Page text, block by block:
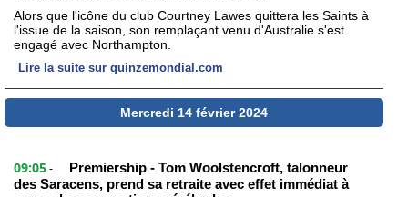
Alors que l'icône du club Courtney Lawes quittera les Saints à
l'issue de la saison, son remplaçant venu d'Australie s'est
engagé avec Northampton.
Lire la suite sur quinzemondial.com
Mercredi 14 février 2024
09:05 -
Premiership - Tom Woolstencroft, talonneur
des Saracens, prend sa retraite avec effet immédiat à